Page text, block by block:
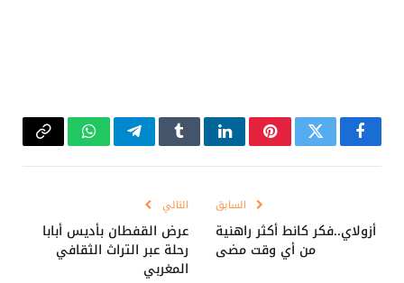
فيسبوكتويتر بينتيريستلينكدإنTumblrتيلقرامواتسابCopy
السابق
أزولاي..فكر كانط أكثر راهنية
من أي وقت مضى
التالي
عرض القفطان بأديس أبابا
رحلة عبر التراث الثقافي
المغربي